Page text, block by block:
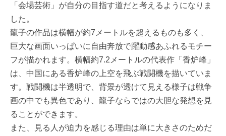
「会場芸術」が自分の目指す道だと考えるようになりま
した。
龍子の作品は横幅が約7メートルを超えるものも多く、
巨大な画面いっぱいに自由奔放で躍動感あふれるモチー
フが描かれます。横幅約7.2メートルの代表作「香炉峰」
は、中国にある香炉峰の上空を飛ぶ戦闘機を描いていま
す。戦闘機は半透明で、背景が透けて見える様子は戦争
画の中でも異色であり、龍子ならではの大胆な発想を見
ることができます。
また、見る人が迫力を感じる理由は単に大きさのためだ